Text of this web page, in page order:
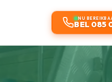
NU
BEL 085